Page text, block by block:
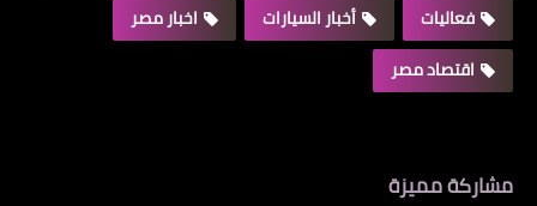
فعاليات
أخبار السيارات
اخبار مصر
اقتصاد مصر
مشاركة مميزة